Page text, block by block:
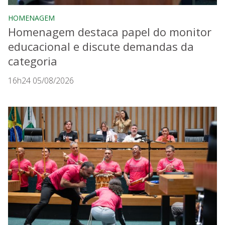
HOMENAGEM
Homenagem destaca papel do monitor
educacional e discute demandas da
categoria
16h24 05/08/2026